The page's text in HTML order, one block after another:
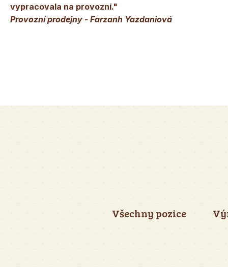
vypracovala na provozní."
Provozní prodejny - Farzanh Yazdaniová
Všechny pozice